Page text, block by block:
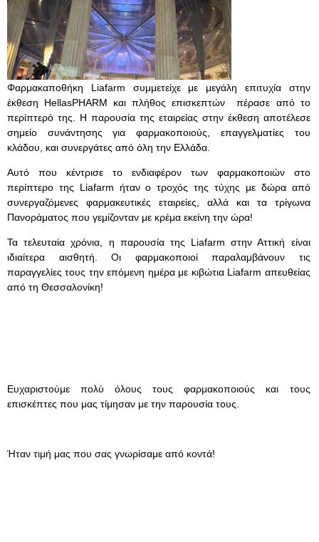
Φαρμακαποθήκη Liafarm συμμετείχε με μεγάλη επιτυχία στην
έκθεση HellasPHARM και πλήθος επισκεπτών πέρασε από το
περίπτερό της. Η παρουσία της εταιρείας στην έκθεση αποτέλεσε
σημείο συνάντησης για φαρμακοποιούς, επαγγελματίες του
κλάδου, και συνεργάτες από όλη την Ελλάδα.
Αυτό που κέντρισε το ενδιαφέρον των φαρμακοποιών στο
περίπτερο της Liafarm ήταν ο τροχός της τύχης με δώρα από
συνεργαζόμενες φαρμακευτικές εταιρείες, αλλά και τα τρίγωνα
Πανοράματος που γεμίζονταν με κρέμα εκείνη την ώρα!
Τα τελευταία χρόνια, η παρουσία της Liafarm στην Αττική είναι
ιδιαίτερα αισθητή. Οι φαρμακοποιοί παραλαμβάνουν τις
παραγγελίες τους την επόμενη ημέρα με κιβώτια Liafarm απευθείας
από τη Θεσσαλονίκη!
Ευχαριστούμε πολύ όλους τους φαρμακοποιούς και τους
επισκέπτες που μας τίμησαν με την παρουσία τους.
Ήταν τιμή μας που σας γνωρίσαμε από κοντά!